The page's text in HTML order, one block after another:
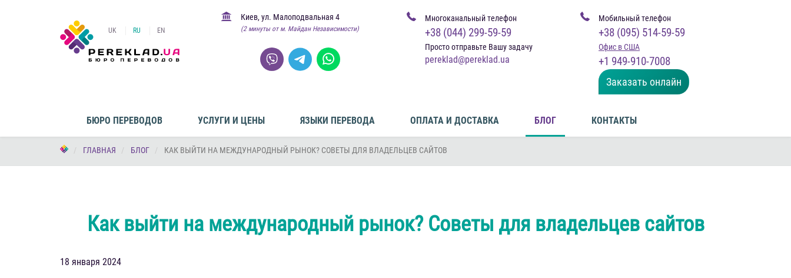
UK RU EN
Киев, ул. Малоподвальная 4
(2 минуты от м. Майдан Независимости)
Многоканальный телефон
+38 (044) 299-59-59
Просто отправьте Вашу задачу
pereklad@pereklad.ua
Мобильный телефон
+38 (095) 514-59-59
Офис в США
+1 949-910-7008
Заказать онлайн
БЮРО ПЕРЕВОДОВ УСЛУГИ И ЦЕНЫ ЯЗЫКИ ПЕРЕВОДА ОПЛАТА И ДОСТАВКА БЛОГ КОНТАКТЫ
ГЛАВНАЯ БЛОГ КАК ВЫЙТИ НА МЕЖДУНАРОДНЫЙ РЫНОК? СОВЕТЫ ДЛЯ ВЛАДЕЛЬЦЕВ САЙТОВ
Как выйти на международный рынок? Советы для владельцев сайтов
18 января 2024